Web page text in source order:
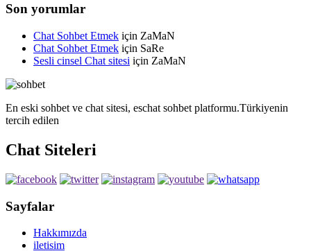
Son yorumlar
Chat Sohbet Etmek için ZaMaN
Chat Sohbet Etmek için SaRe
Sesli cinsel Chat sitesi için ZaMaN
En eski sohbet ve chat sitesi, eschat sohbet platformu.Türkiyenin
tercih edilen
Chat Siteleri
Sayfalar
Hakkımızda
iletisim